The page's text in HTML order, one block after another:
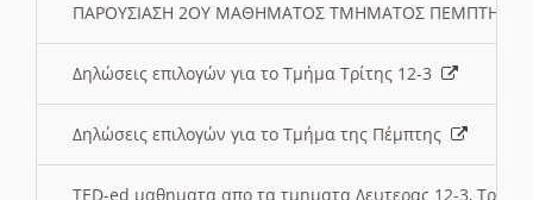
ΠΑΡΟΥΣΙΑΣΗ 2ΟΥ ΜΑΘΗΜΑΤΟΣ ΤΜΗΜΑΤΟΣ
Δηλώσεις επιλογών για το Τμήμα Τρίτης 12-3
Δηλώσεις επιλογών για το Τμήμα της Πέμπτης
TED-ed μαθηματα απο τα τμηματα Δευτερας 12-3,